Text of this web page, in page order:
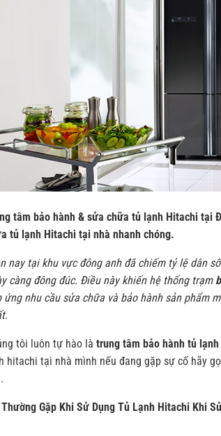
tâm bảo hành & sửa chữa tủ lạnh Hitachi tại
tủ lạnh Hitachi tại nhà nhanh chóng.
nay tại khu vực đông anh đã chiếm tỷ lệ dân
càng đông đúc. Điều này khiến hệ thống trạm
ứng nhu cầu sửa chữa và bảo hành sản phẩm
tôi luôn tự hào là trung tâm bảo hành tủ
hitachi tại nhà mình nếu đang gặp sự cố hãy
Gặp Khi Sử Dụng Tủ Lạnh Hitachi Khi